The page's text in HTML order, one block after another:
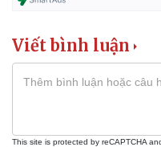
Viết bình luận
This site is protected by reCAPTCHA